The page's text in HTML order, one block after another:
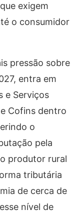
exigem
o consumidor
pressão sobre
entra em
e Serviços
Cofins dentro
o
pela
produtor rural
tributária
de cerca de
nível de